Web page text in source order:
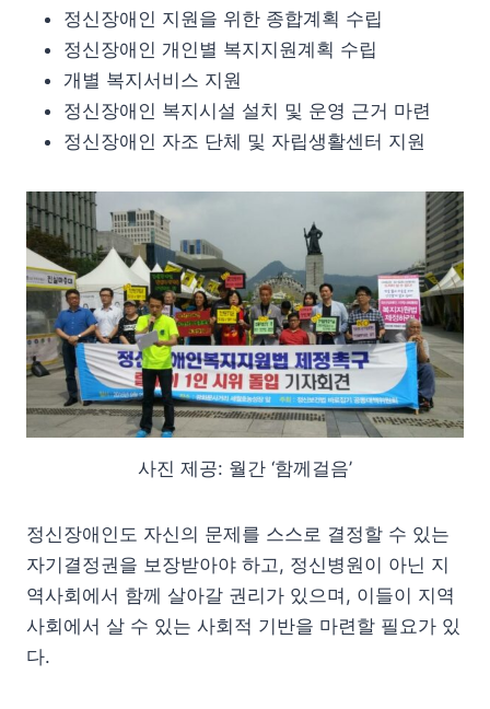
정신장애인 지원을 위한 종합계획 수립
정신장애인 개인별 복지지원계획 수립
개별 복지서비스 지원
정신장애인 복지시설 설치 및 운영 근거 마련
정신장애인 자조 단체 및 자립생활센터 지원
사진 제공: 월간 ‘함께걸음’
정신장애인도 자신의 문제를 스스로 결정할 수 있는
자기결정권을 보장받아야 하고, 정신병원이 아닌 지
역사회에서 함께 살아갈 권리가 있으며, 이들이 지역
사회에서 살 수 있는 사회적 기반을 마련할 필요가 있
다.